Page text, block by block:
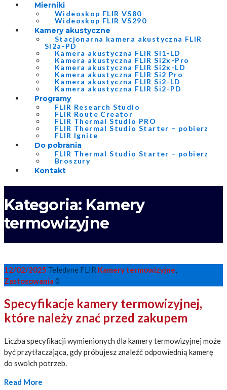
Mierniki
Wideoskop FLIR VS80
Wideoskop FLIR VS290
Kamery akustyczne
Stacjonarna kamera akustyczna FLIR
Si2a-PD
Kamera akustyczna FLIR Si1-LD
Kamera akustyczna FLIR Si2x-Pro
Kamera akustyczna FLIR Si2x-LD
Kamera akustyczna FLIR Si2 Pro
Kamera akustyczna FLIR Si2-LD
Kamera akustyczna FLIR Si2-PD
Programy
FLIR Research Studio
FLIR Route Creator
FLIR Thermal Studio PRO
FLIR Thermal Studio Starter – pobierz
FLIR Ignite
Do pobrania
FLIR Thermal Studio Starter – pobierz
Broszury
Kontakt
Kategoria: Kamery
termowizyjne
12/02/2025 Teledyne FLIR Kamery termowizyjne,
Zastosowania 0
Specyfikacje kamery termowizyjnej,
które należy znać przed zakupem
Liczba specyfikacji wymienionych dla kamery termowizyjnej może
być przytłaczająca, gdy próbujesz znaleźć odpowiednią kamerę
do swoich potrzeb.
Read More